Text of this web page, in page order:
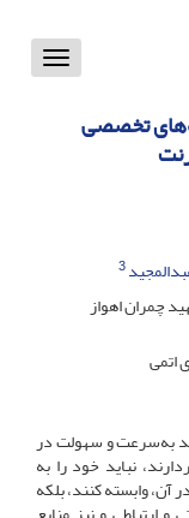
Toggle
تخصصی
3
چمران اهواز
اتمی
به‌سرعت و سهولت در
نباید خود را به
وابسته کنند، بلکه